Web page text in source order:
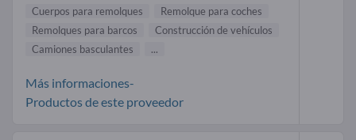
Cuerpos para remolques
Remolque para coches
Remolques para barcos
Construcción de vehículos
Camiones basculantes
...
Más informaciones-
Productos de este proveedor